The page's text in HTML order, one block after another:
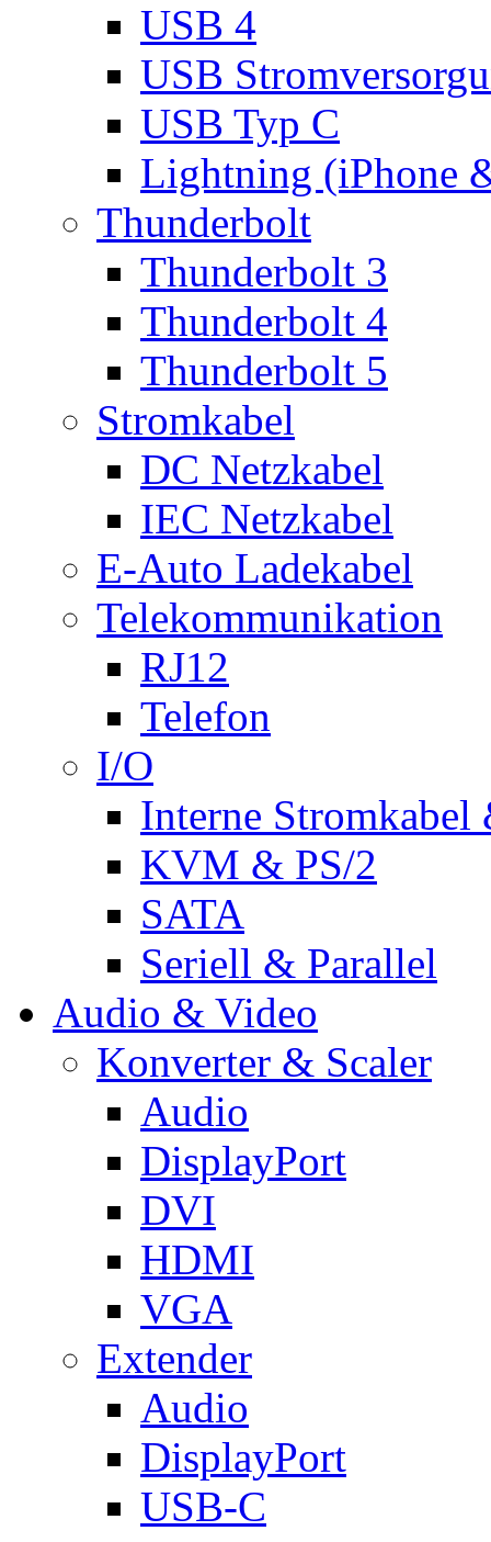
USB 4
USB
USB Typ C
Lightning (iPhone
Thunderbolt
Thunderbolt 3
Thunderbolt 4
Thunderbolt 5
Stromkabel
DC Netzkabel
IEC Netzkabel
E-Auto Ladekabel
Telekommunikation
RJ12
Telefon
I/O
Interne Stromkabel
KVM & PS/2
SATA
Seriell & Parallel
Audio & Video
Konverter & Scaler
Audio
DisplayPort
DVI
HDMI
VGA
Extender
Audio
DisplayPort
USB-C